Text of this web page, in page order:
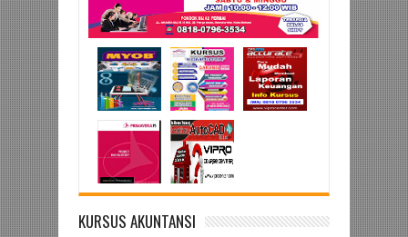
Kursus
MYOB di
Bekasi
hub
08180796
3534
Vipro
Center
Kursus
Kompute
r ms
Office di
Bekasi
Hub (WA)
08180796
3534
hanya di
VIPRO
CENTER
KURSUS AKUNTANSI